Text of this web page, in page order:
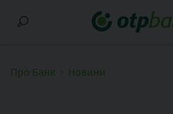
Про Банк Новини